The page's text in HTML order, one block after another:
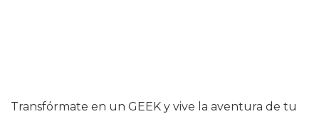
Transfórmate en un GEEK y vive la aventura de tu